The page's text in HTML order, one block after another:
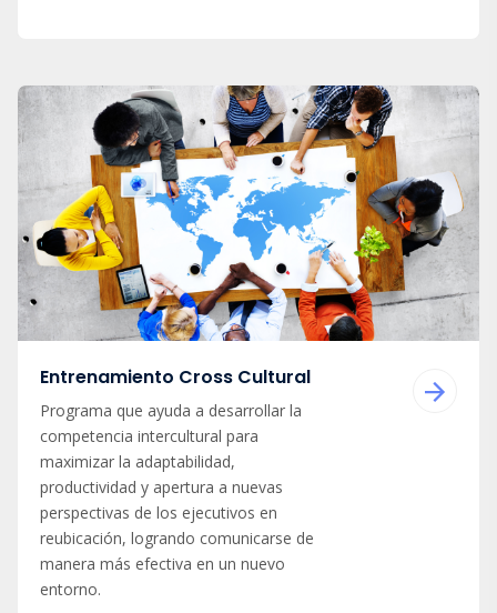
Entrenamiento Cross Cultural
Programa que ayuda a desarrollar la
competencia intercultural para
maximizar la adaptabilidad,
productividad y apertura a nuevas
perspectivas de los ejecutivos en
reubicación, logrando comunicarse de
manera más efectiva en un nuevo
entorno.